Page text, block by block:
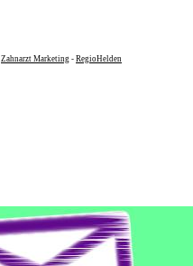
Zahnarzt Marketing - RegioHelden